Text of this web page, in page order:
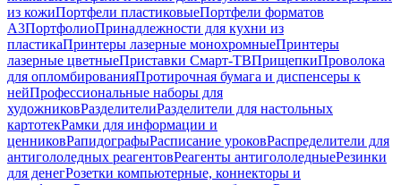
из кожиПортфели пластиковыеПортфели форматов
А3ПортфолиоПринадлежности для кухни из
пластикаПринтеры лазерные монохромныеПринтеры
лазерные цветныеПриставки Смарт-ТВПрищепкиПроволока
для опломбированияПротирочная бумага и диспенсеры к
нейПрофессиональные наборы для
художниковРазделителиРазделители для настольных
картотекРамки для информации и
ценниковРапидографыРасписание уроковРаспределители для
антигололедных реагентовРеагенты антигололедныеРезинки
для денегРозетки компьютерные, коннекторы и